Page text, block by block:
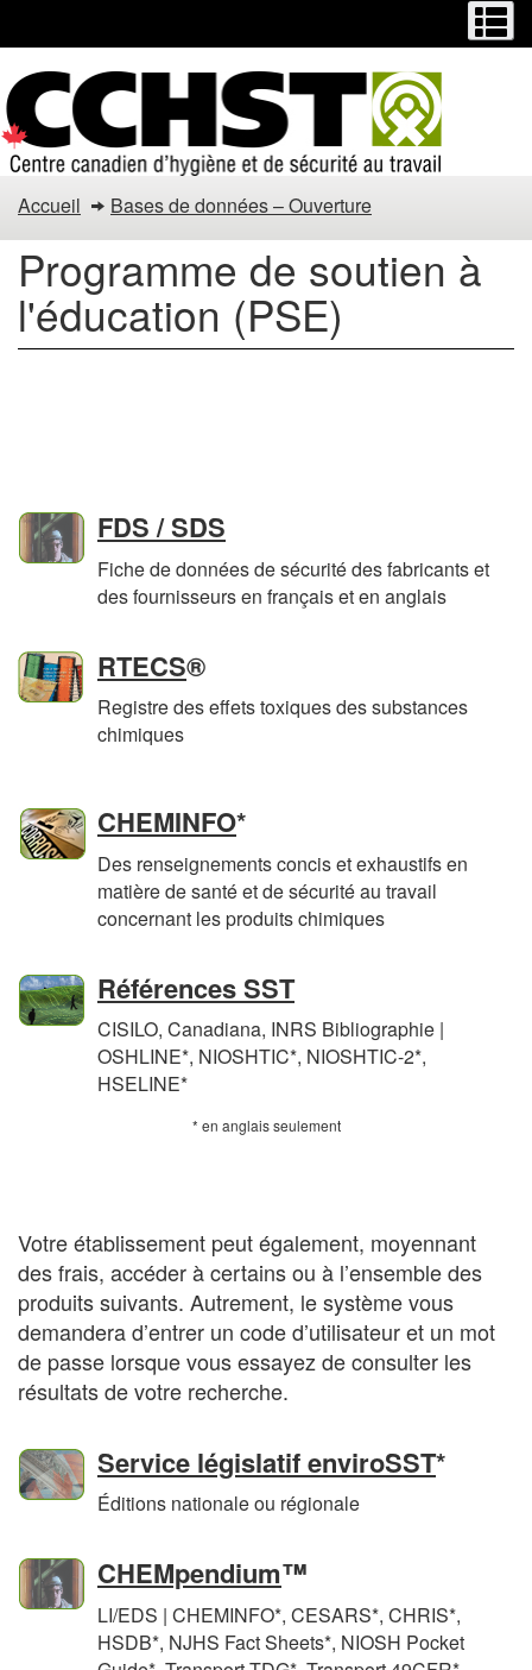
contenu
principal
la
version
HTML
simplifiée
Programme
de
soutien
à
Accueil Bases de données – Ouverture
Programme de soutien à
l'éducation (PSE)
FDS / SDS
Fiche de données de sécurité des fabricants et
des fournisseurs en français et en anglais
RTECS®
Registre des effets toxiques des substances
chimiques
CHEMINFO*
anglais
seulement
Des renseignements concis et exhaustifs en
matière de santé et de sécurité au travail
concernant les produits chimiques
Références SST
CISILO, Canadiana, INRS Bibliographie |
OSHLINE*en
, NIOSHTIC*en
, NIOSHTIC-2*en
,
HSELINE*en
seulement
* en anglais seulement
Votre établissement peut également, moyennant
des frais, accéder à certains ou à l’ensemble des
produits suivants. Autrement, le système vous
demandera d’entrer un code d’utilisateur et un mot
de passe lorsque vous essayez de consulter les
résultats de votre recherche.
Service législatif enviroSST*
Éditions nationale ou régionale
CHEMpendium™
LI/EDS | CHEMINFO*en
anglais
, CESARS*en
anglais
, CHRIS*en
anglais
,
HSDB*en
, NJHS Fact Sheets*en
, NIOSH Pocket